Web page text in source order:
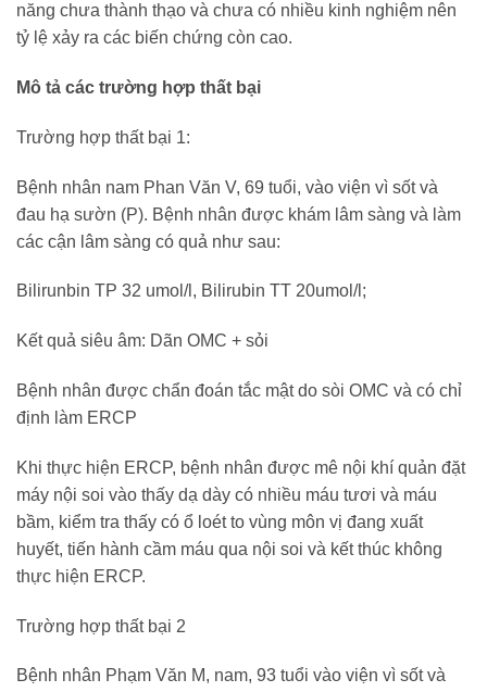
năng chưa thành thạo và chưa có nhiều kinh nghiệm nên
tỷ lệ xảy ra các biến chứng còn cao.
Mô tả các trường hợp thất bại
Trường hợp thất bại 1:
Bệnh nhân nam Phan Văn V, 69 tuổi, vào viện vì sốt và
đau hạ sườn (P). Bệnh nhân được khám lâm sàng và làm
các cận lâm sàng có quả như sau:
Bilirunbin TP 32 umol/l, Bilirubin TT 20umol/l;
Kết quả siêu âm: Dãn OMC + sỏi
Bệnh nhân được chẩn đoán tắc mật do sòi OMC và có chỉ
định làm ERCP
Khi thực hiện ERCP, bệnh nhân được mê nội khí quản đặt
máy nội soi vào thấy dạ dày có nhiều máu tươi và máu
bầm, kiểm tra thấy có ổ loét to vùng môn vị đang xuất
huyết, tiến hành cầm máu qua nội soi và kết thúc không
thực hiện ERCP.
Trường hợp thất bại 2
Bệnh nhân Phạm Văn M, nam, 93 tuổi vào viện vì sốt và